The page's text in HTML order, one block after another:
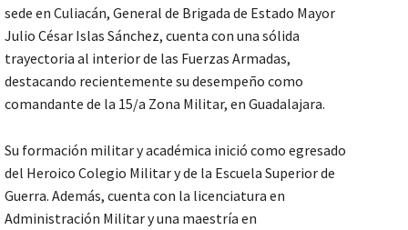
sede en Culiacán, General de Brigada de Estado Mayor
Julio César Islas Sánchez, cuenta con una sólida
trayectoria al interior de las Fuerzas Armadas,
destacando recientemente su desempeño como
comandante de la 15/a Zona Militar, en Guadalajara.
Su formación militar y académica inició como egresado
del Heroico Colegio Militar y de la Escuela Superior de
Guerra. Además, cuenta con la licenciatura en
Administración Militar y una maestría en